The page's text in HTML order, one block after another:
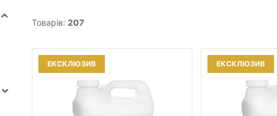
Товарів: 207
ЕКСКЛЮЗИВ ЕКСКЛЮЗИВ